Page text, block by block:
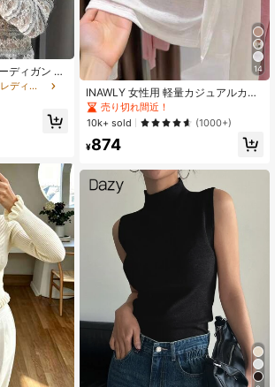
ディガン オ
レース 透
軽量 長袖
イヤード オ
ばれ 日常 カ
ゆるい レディースカーディガン
14
INAWLY 女性用 軽量カジュアルカー
ディガン、夏用
売り切れ間近！
10k+ sold
(1000+)
¥874